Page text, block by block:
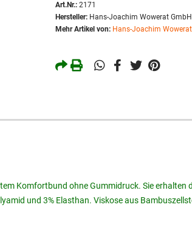
Art.Nr.: 2171
Hersteller: Hans-Joachim Wowerat GmbH
Mehr Artikel von: Hans-Joachim
Komfortbund ohne Gummidruck. Sie erhalten
und 3% Elasthan. Viskose aus